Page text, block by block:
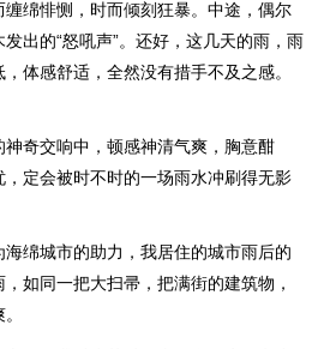
绵悱恻，时而倾刻狂暴。中途，偶尔
出的“怒吼声”。还好，这几天的雨，雨
体感舒适，全然没有措手不及之感。
奇交响中，顿感神清气爽，胸意酣
定会被时不时的一场雨水冲刷得无影
海绵城市的助力，我居住的城市雨后的
如同一把大扫帚，把满街的建筑物，